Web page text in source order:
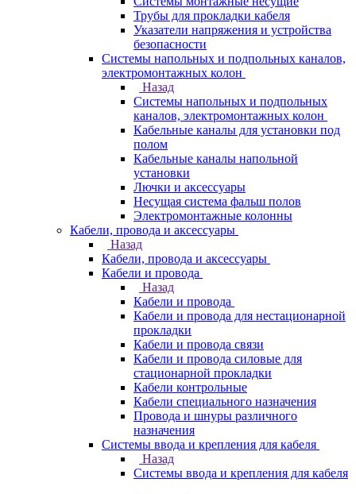
Трубы для прокладки кабеля
Указатели напряжения и устройства
безопасности
Системы напольных и подпольных каналов,
электромонтажных колон
Назад
Системы напольных и подпольных
каналов, электромонтажных колон
Кабельные каналы для установки под
полом
Кабельные каналы напольной
установки
Лючки и аксессуары
Несущая система фальш полов
Электромонтажные колонны
Кабели, провода и аксессуары
Назад
Кабели, провода и аксессуары
Кабели и провода
Назад
Кабели и провода
Кабели и провода для нестационарной
прокладки
Кабели и провода связи
Кабели и провода силовые для
стационарной прокладки
Кабели контрольные
Кабели специального назначения
Провода и шнуры различного
назначения
Системы ввода и крепления для кабеля
Назад
Системы ввода и крепления для кабеля